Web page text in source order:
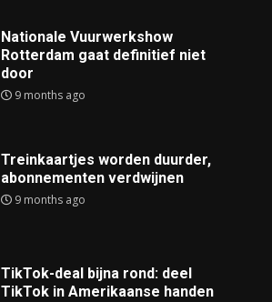
Nationale Vuurwerkshow
Rotterdam gaat definitief niet
door
9 months ago
Treinkaartjes worden duurder,
abonnementen verdwijnen
9 months ago
TikTok-deal bijna rond: deel
TikTok in Amerikaanse handen